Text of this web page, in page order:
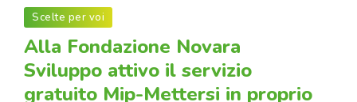
Scelte per voi
Alla Fondazione Novara
Sviluppo attivo il servizio
gratuito Mip-Mettersi in proprio